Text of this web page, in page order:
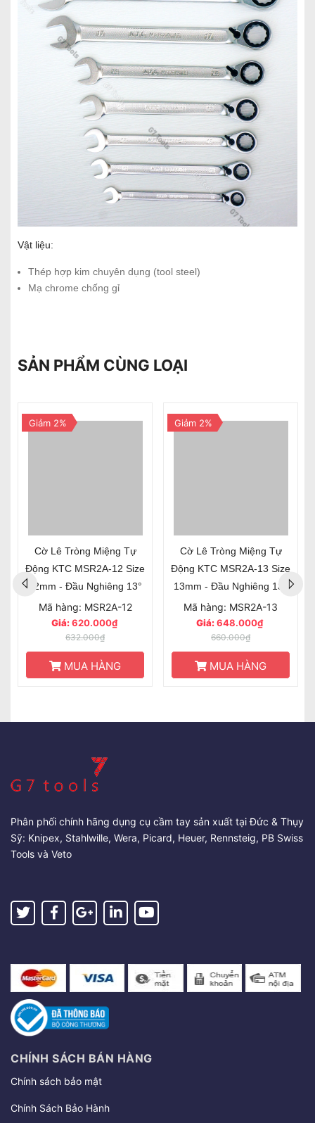
Vật liệu:
Thép hợp kim chuyên dụng (tool steel)
Mạ chrome chống gỉ
SẢN PHẨM CÙNG LOẠI
Giảm 2%
Cờ Lê Tròng Miệng Tự
Động KTC MSR2A-12 Size
12mm - Đầu Nghiêng 13°
Mã hàng: MSR2A-12
Giá:620.000₫
632.000₫
MUA HÀNG
Giảm 2%
Cờ Lê Tròng Miệng Tự
Động KTC MSR2A-13 Size
13mm - Đầu Nghiêng 13°
Mã hàng: MSR2A-13
Giá:648.000₫
660.000₫
MUA HÀNG
Phân phối chính hãng dụng cụ cầm tay sản xuất tại Đức & Thụy
Sỹ: Knipex, Stahlwille, Wera, Picard, Heuer, Rennsteig, PB Swiss
Tools và Veto
CHÍNH SÁCH BÁN HÀNG
Chính sách bảo mật
Chính Sách Bảo Hành